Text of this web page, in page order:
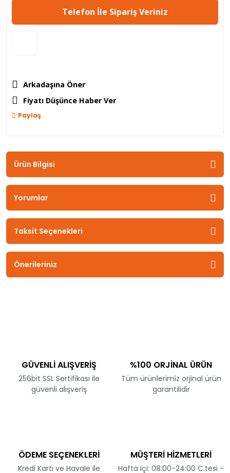
Telefon İle Sipariş Veriniz
Arkadaşına Öner
Fiyatı Düşünce Haber Ver
Paylaş
Ürün Bilgisi
Yorumlar
Taksit Seçenekleri
Önerileriniz
GÜVENLİ ALIŞVERİŞ
256bit SSL Sertifikası ile
güvenli alışveriş
%100 ORJİNAL ÜRÜN
Tüm ürünlerimiz orjinal ürün
garantilidir
ÖDEME SEÇENEKLERİ
Kredi Kartı ve Havale ile
MÜŞTERİ HİZMETLERİ
Hafta içi: 08:00-24:00 C.tesi -